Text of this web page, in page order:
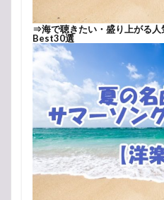
⇒海で聴きたい・盛り上がる
Best30選